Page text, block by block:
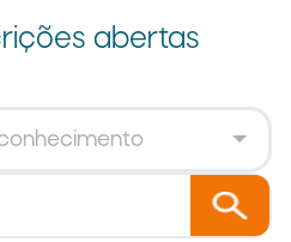
abertas